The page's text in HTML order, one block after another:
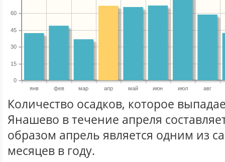
янв фев мар апр май июн июл авг
0
15
30
45
60
Количество осадков, которое
Янашево в течение апреля
образом апрель является одним из
месяцев в году.